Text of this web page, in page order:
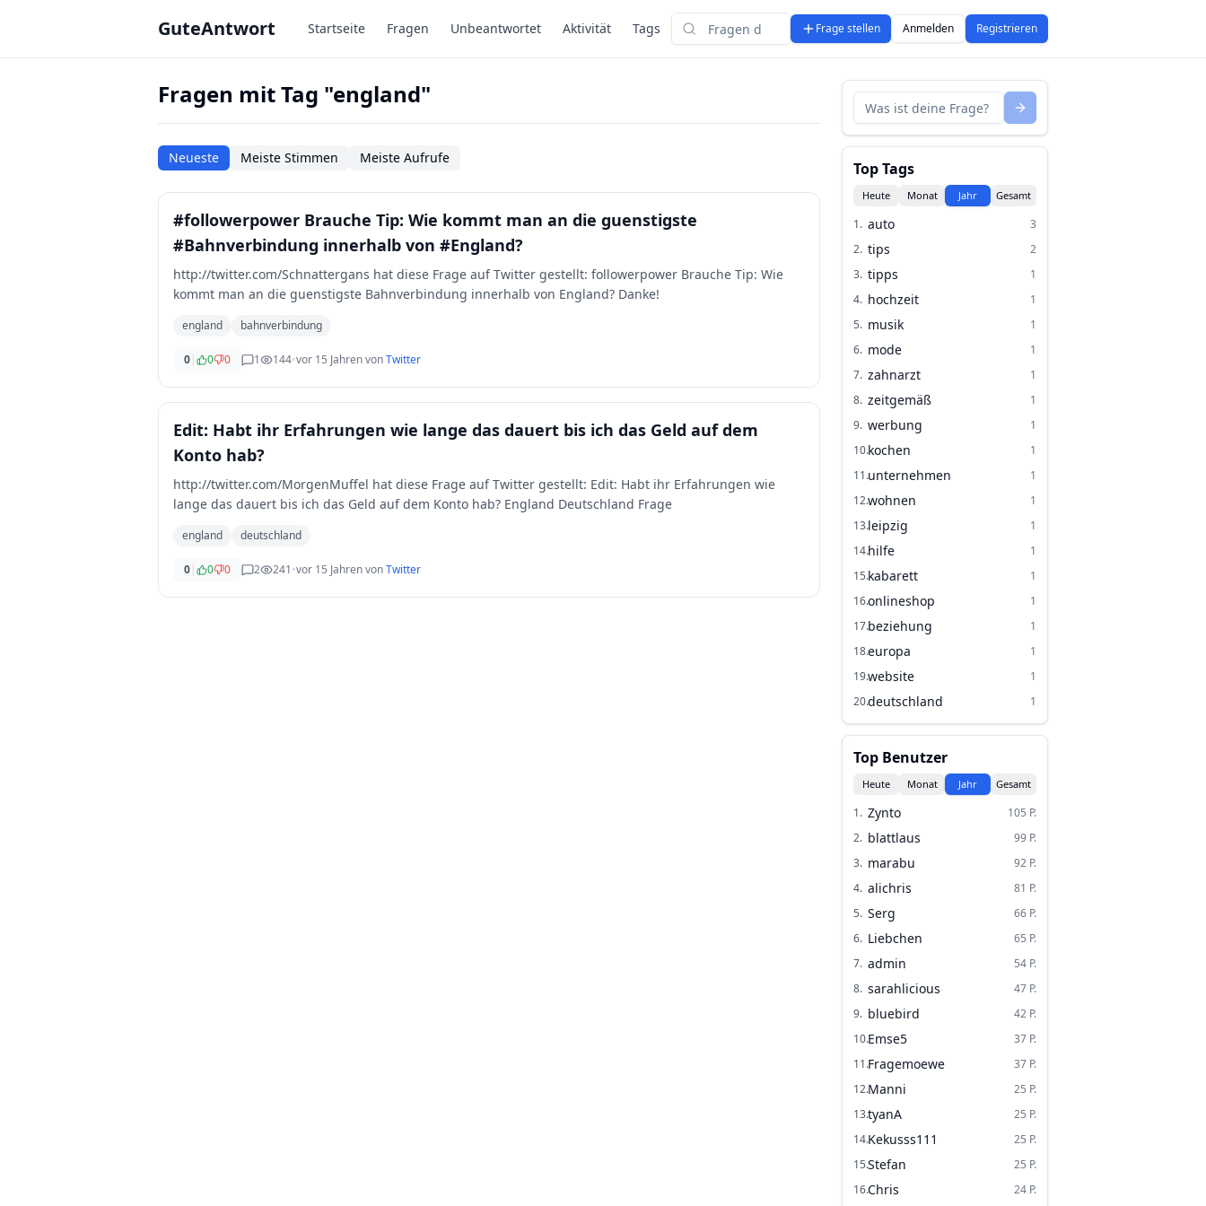
GuteAntwort Startseite Fragen Unbeantwortet Aktivität Tags
Suchen
Frage stellen Anmelden Registrieren
Fragen mit Tag "england"
Neueste Meiste Stimmen Meiste Aufrufe
#followerpower Brauche Tip: Wie kommt man an die guenstigste
#Bahnverbindung innerhalb von #England?
http://twitter.com/Schnattergans hat diese Frage auf Twitter gestellt: followerpower Brauche Tip: Wie
kommt man an die guenstigste Bahnverbindung innerhalb von England? Danke!
england bahnverbindung
0| 0 0 1 144•vor 15 JahrenvonTwitter
Edit: Habt ihr Erfahrungen wie lange das dauert bis ich das Geld auf dem
Konto hab?
http://twitter.com/MorgenMuffel hat diese Frage auf Twitter gestellt: Edit: Habt ihr Erfahrungen wie
lange das dauert bis ich das Geld auf dem Konto hab? England Deutschland Frage
england deutschland
0| 0 0 2 241•vor 15 JahrenvonTwitter
Top Tags
Heute Monat Jahr Gesamt
1. auto
3
2. tips
2
3. tipps
1
4. hochzeit
1
5. musik
1
6. mode
1
7. zahnarzt
1
8. zeitgemäß
1
9. werbung
1
10.kochen
1
11.unternehmen
1
12.wohnen
1
13.leipzig
1
14.hilfe
1
15.kabarett
1
16.onlineshop
1
17.beziehung
1
18.europa
1
19.website
1
20.deutschland 1
Top Benutzer
Heute Monat Jahr Gesamt
1. Zynto 105 P.
2. blattlaus 99 P.
3. marabu 92 P.
4. alichris 81 P.
5. Serg 66 P.
6. Liebchen 65 P.
7. admin 54 P.
8. sarahlicious 47 P.
9. bluebird 42 P.
10.Emse5 37 P.
11.Fragemoewe 37 P.
12.Manni 25 P.
13.tyanA 25 P.
14.Kekusss111 25 P.
15.Stefan 25 P.
16.Chris 24 P.